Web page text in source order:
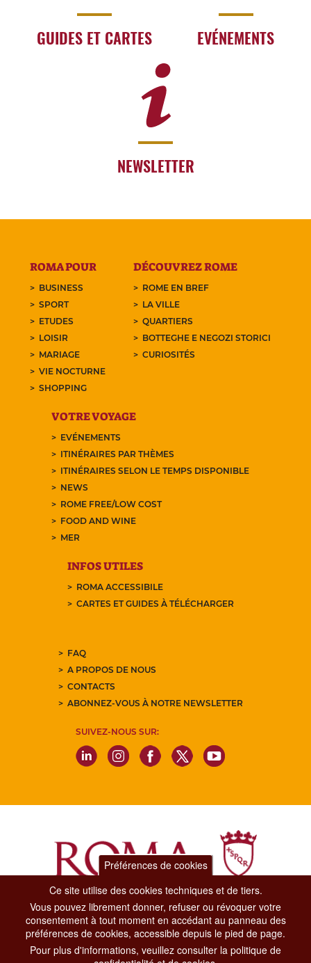
GUIDES ET CARTES EVÉNEMENTS
NEWSLETTER
ROMA POUR
BUSINESS
SPORT
ETUDES
LOISIR
MARIAGE
VIE NOCTURNE
SHOPPING
DÉCOUVREZ ROME
ROME EN BREF
LA VILLE
QUARTIERS
BOTTEGHE E NEGOZI STORICI
CURIOSITÉS
VOTRE VOYAGE
EVÉNEMENTS
ITINÉRAIRES PAR THÈMES
ITINÉRAIRES SELON LE TEMPS DISPONIBLE
NEWS
ROME FREE/LOW COST
FOOD AND WINE
MER
INFOS UTILES
ROMA ACCESSIBILE
CARTES ET GUIDES À TÉLÉCHARGER
FAQ
A PROPOS DE NOUS
CONTACTS
ABONNEZ-VOUS À NOTRE NEWSLETTER
SUIVEZ-NOUS SUR:
Dipartimento Grandi Eventi, Sport, Turismo e Moda.
Via di San Basilio, 51
00187 Roma
Préférences de cookies
Ce site utilise des cookies techniques et de tiers.
Vous pouvez librement donner, refuser ou révoquer votre
consentement à tout moment en accédant au panneau des
préférences de cookies, accessible depuis le pied de page.
Pour plus d'informations, veuillez consulter la politique de